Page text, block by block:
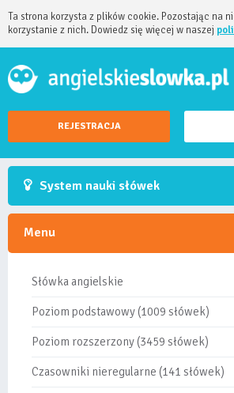
Ta strona korzysta z plików cookie. Pozostając na
korzystanie z nich. Dowiedz się więcej w naszej
REJESTRACJA
System nauki słówek
Menu
Słówka angielskie
Poziom podstawowy (1009 słówek)
Poziom rozszerzony (3459 słówek)
Czasowniki nieregularne (141 słówek)